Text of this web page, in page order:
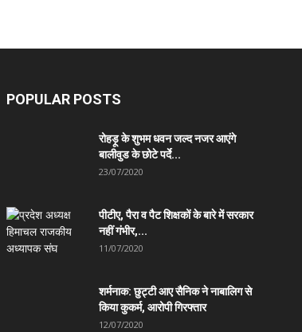
POPULAR POSTS
रोहड़ू के शुभम धवन जल्द नजर आएंगे
बालीवुड के छोटे पर्दे...
23/07/2020
पीटीए, पैरा व पैट शिक्षकों के बारे में सरकार
नहीं गंभीर,...
11/07/2020
शर्मनाक: छुट्टी आए सैनिक ने नाबालिग से
किया कुकर्म, आरोपी गिरफ्तार
12/07/2020